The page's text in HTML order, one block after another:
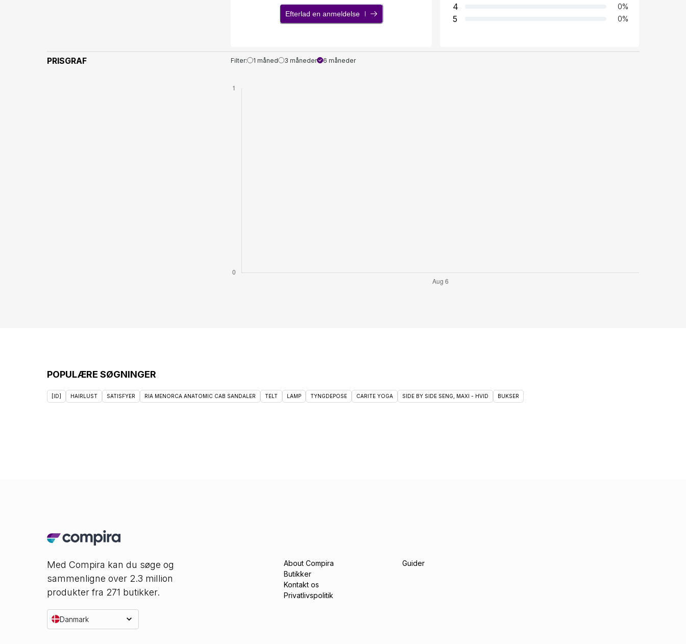
Efterlad en anmeldelse
4 0%
5 0%
PRISGRAF Filter: 1 måned 3 måneder 6 måneder
POPULÆRE SØGNINGER
[ID] HAIRLUST SATISFYER RIA MENORCA ANATOMIC CAB SANDALER TELT LAMP TYNGDEPOSE CARITE YOGA SIDE BY SIDE SENG, MAXI - HVID BUKSER
Med Compira kan du søge og
sammenligne over 2.3 million
produkter fra 271 butikker.
Danmark
About Compira
Butikker
Kontakt os
Privatlivspolitik
Guider